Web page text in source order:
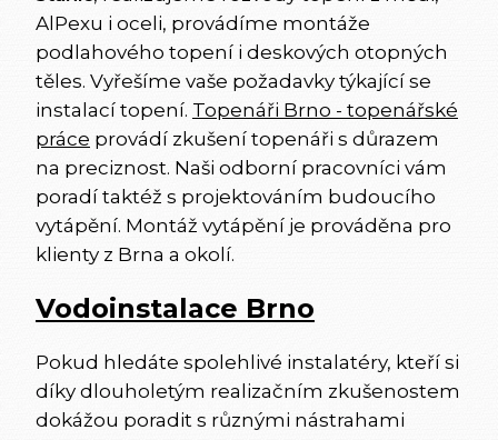
AlPexu i oceli, provádíme montáže
podlahového topení i deskových otopných
těles. Vyřešíme vaše požadavky týkající se
instalací topení. Topenáři Brno - topenářské
práce provádí zkušení topenáři s důrazem
na preciznost. Naši odborní pracovníci vám
poradí taktéž s projektováním budoucího
vytápění. Montáž vytápění je prováděna pro
klienty z Brna a okolí.
Vodoinstalace Brno
Pokud hledáte spolehlivé instalatéry, kteří si
díky dlouholetým realizačním zkušenostem
dokážou poradit s různými nástrahami